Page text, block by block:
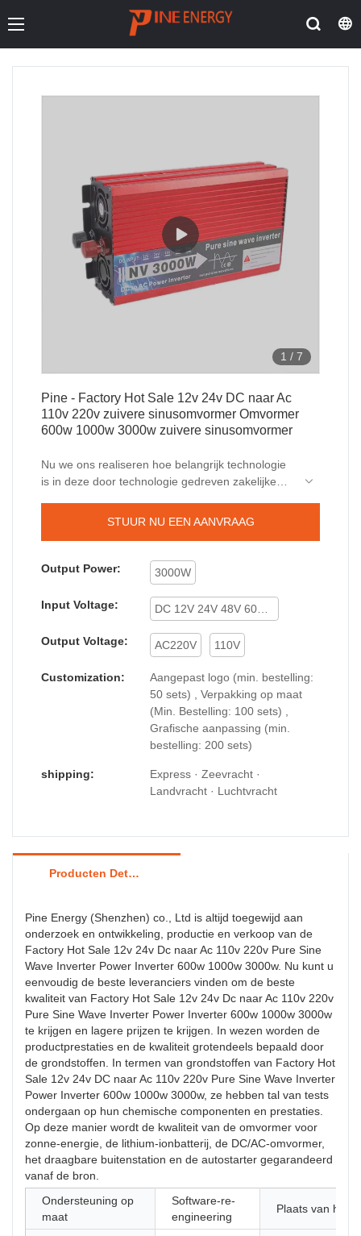
1 / 7
Pine - Factory Hot Sale 12v 24v DC naar Ac
110v 220v zuivere sinusomvormer Omvormer
600w 1000w 3000w zuivere sinusomvormer
Nu we ons realiseren hoe belangrijk technologie
is in deze door technologie gedreven zakelijke
verbeteringen aangebracht in onze momenteel
in het productieproces. Met die bewezen
voordelen heeft Factory Hot Sale 12v 24v Dc
naar Ac 110v 220v Pure Sine Wave Inverter
Power Inverter 600w 1000w 3000w een grote
populariteit gekregen op het gebied (en) van
Factory Hot Verkoop 12v 24v gelijkstroom naar ac
600w 1000w 3000w.
STUUR NU EEN AANVRAAG
Output Power: 3000W
Input Voltage: DC 12V 24V 48V 60V 72V
Output Voltage: AC220V 110V
Customization:
Aangepast logo (min. bestelling:
50 sets) , Verpakking op maat
(Min. Bestelling: 100 sets) ,
Grafische aanpassing (min.
bestelling: 200 sets)
shipping:
Express · Zeevracht ·
Landvracht · Luchtvracht
Producten Details
Pine Energy (Shenzhen) co., Ltd is altijd toegewijd aan
onderzoek en ontwikkeling, productie en verkoop van de
Factory Hot Sale 12v 24v Dc naar Ac 110v 220v Pure Sine
Wave Inverter Power Inverter 600w 1000w 3000w. Nu kunt u
eenvoudig de beste leveranciers vinden om de beste
kwaliteit van Factory Hot Sale 12v 24v Dc naar Ac 110v 220v
Pure Sine Wave Inverter Power Inverter 600w 1000w 3000w
te krijgen en lagere prijzen te krijgen. In wezen worden de
productprestaties en de kwaliteit grotendeels bepaald door
de grondstoffen. In termen van grondstoffen van Factory Hot
Sale 12v 24v DC naar Ac 110v 220v Pure Sine Wave Inverter
Power Inverter 600w 1000w 3000w, ze hebben tal van tests
ondergaan op hun chemische componenten en prestaties.
Op deze manier wordt de kwaliteit van de omvormer voor
zonne-energie, de lithium-ionbatterij, de DC/AC-omvormer,
het draagbare buitenstation en de autostarter gegarandeerd
vanaf de bron.
Ondersteuning op
maat
Software-re-
engineering
Plaats van